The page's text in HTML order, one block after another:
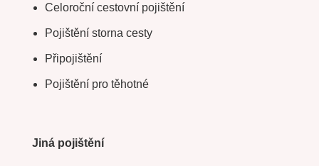
Celoroční cestovní pojištění
Pojištění storna cesty
Připojištění
Pojištění pro těhotné
Jiná pojištění